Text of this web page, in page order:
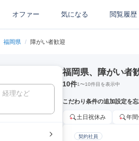
オファー 気になる 閲覧履歴
福岡県 / 障がい者歓迎
福岡県、障がい者
10件1〜10件目を表示中
こだわり条件の追加設定を
土日祝休み 年
契約社員